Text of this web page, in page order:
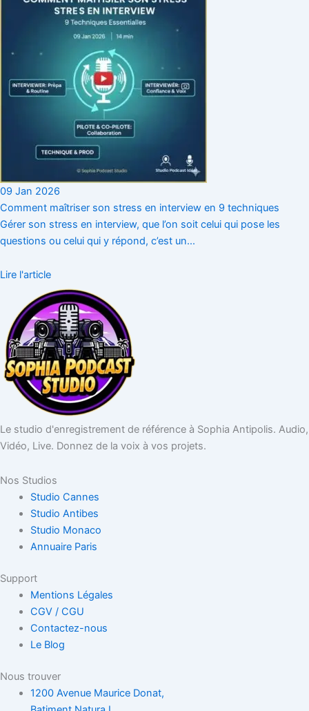
09 Jan 2026
Comment maîtriser son stress en interview en 9 techniques
Gérer son stress en interview, que l’on soit celui qui pose les
questions ou celui qui y répond, c’est un...
Lire l'article
Le studio d'enregistrement de référence à Sophia Antipolis. Audio,
Vidéo, Live. Donnez de la voix à vos projets.
Nos Studios
Studio Cannes
Studio Antibes
Studio Monaco
Annuaire Paris
Support
Mentions Légales
CGV / CGU
Contactez-nous
Le Blog
Nous trouver
1200 Avenue Maurice Donat,